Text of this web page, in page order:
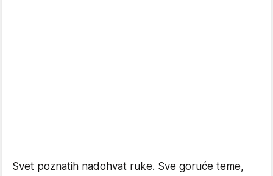
Svet poznatih nadohvat ruke. Sve goruće teme,